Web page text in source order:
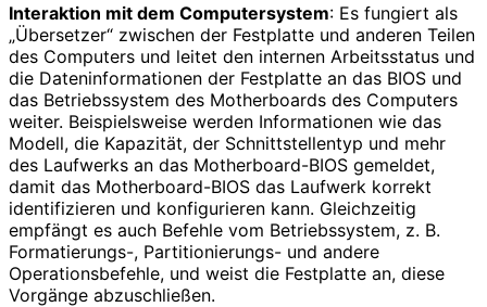
Interaktion mit dem Computersystem: Es fungiert als
„Übersetzer“ zwischen der Festplatte und anderen Teilen
des Computers und leitet den internen Arbeitsstatus und
die Dateninformationen der Festplatte an das BIOS und
das Betriebssystem des Motherboards des Computers
weiter. Beispielsweise werden Informationen wie das
Modell, die Kapazität, der Schnittstellentyp und mehr
des Laufwerks an das Motherboard-BIOS gemeldet,
damit das Motherboard-BIOS das Laufwerk korrekt
identifizieren und konfigurieren kann. Gleichzeitig
empfängt es auch Befehle vom Betriebssystem, z. B.
Formatierungs-, Partitionierungs- und andere
Operationsbefehle, und weist die Festplatte an, diese
Vorgänge abzuschließen.